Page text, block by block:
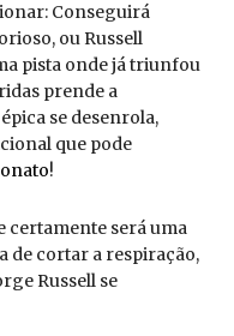
Conseguirá
ou Russell
pista onde já triunfou
prende a
se desenrola,
que pode
!
certamente será uma
de cortar a respiração,
Russell se